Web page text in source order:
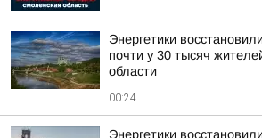
Энергетики
почти у 30 тысяч
области
00:24
Энергетики